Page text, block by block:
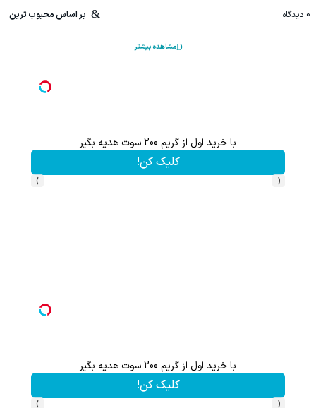
0 دیدگاه بر اساس محبوب ترین
مشاهده بیشتر
با خرید اول از گریم 200 سوت هدیه بگیر
کلیک کن!
‹
›
با خرید اول از گریم 200 سوت هدیه بگیر
کلیک کن!
‹
›